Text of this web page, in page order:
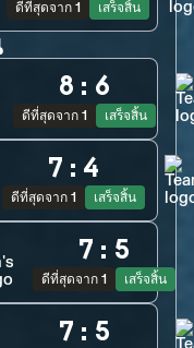
ดีที่สุดจาก 1 เสร็จสิ้น
8 : 6
ดีที่สุดจาก 1 เสร็จสิ้น
7 : 4
ดีที่สุดจาก 1 เสร็จสิ้น
7 : 5
ดีที่สุดจาก 1 เสร็จสิ้น
7 : 5